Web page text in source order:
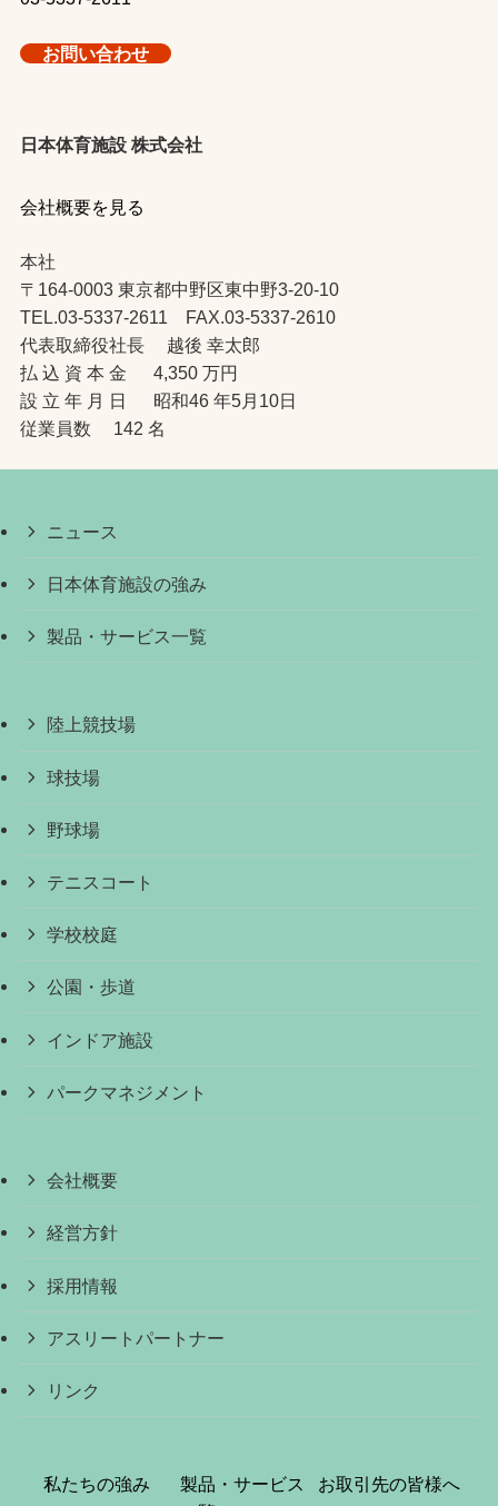
お問い合わせ
日本体育施設 株式会社
会社概要を見る
本社
〒164-0003 東京都中野区東中野3-20-10
TEL.03-5337-2611 FAX.03-5337-2610
代表取締役社長 越後 幸太郎
払 込 資 本 金 4,350 万円
設 立 年 月 日 昭和46 年5月10日
従業員数 142 名
ニュース
日本体育施設の強み
製品・サービス一覧
陸上競技場
球技場
野球場
テニスコート
学校校庭
公園・歩道
インドア施設
パークマネジメント
会社概要
経営方針
採用情報
アスリートパートナー
リンク
私たちの強み
製品・サービス
お取引先の皆様へ